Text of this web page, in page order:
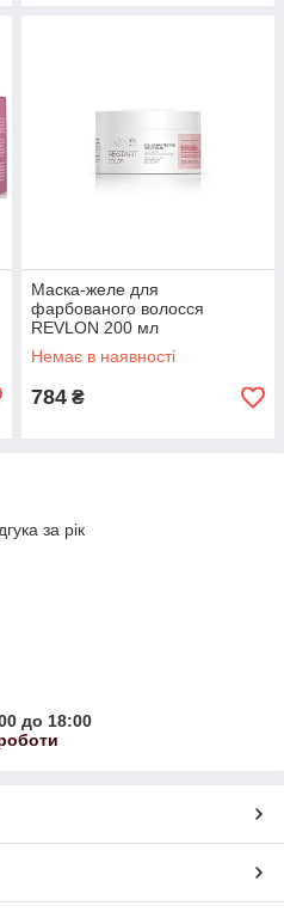
Маска-желе для
фарбованого волосся
REVLON 200 мл
Немає в наявності
784 ₴
за рік
до 18:00